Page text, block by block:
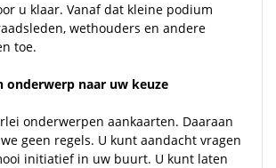
u klaar. Vanaf dat kleine podium
wethouders en andere
toe.
onderwerp naar uw keuze
onderwerpen aankaarten. Daaraan
geen regels. U kunt aandacht vragen
initiatief in uw buurt. U kunt laten